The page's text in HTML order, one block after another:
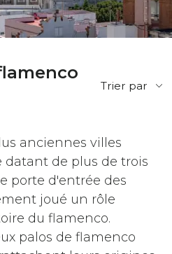
Trier par
anciennes villes
datant de plus de trois
porte d'entrée des
joué un rôle
du flamenco.
palos de flamenco